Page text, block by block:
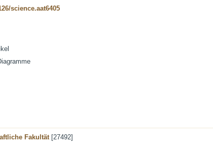
science.aat6405
Fakultät[27492]